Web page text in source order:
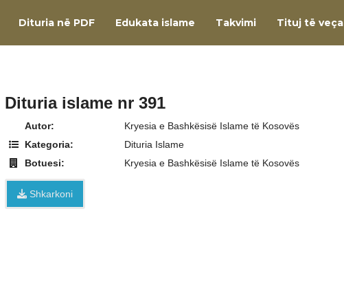
Dituria në PDF Edukata islame Takvimi Tituj të
Dituria islame nr 391
Autor:
Kryesia e Bashkësisë Islame të Kosovës
Kategoria:
Dituria Islame
Botuesi:
Kryesia e Bashkësisë Islame të Kosovës
Shkarkoni